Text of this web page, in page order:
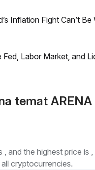
Inflation Fight Can’t
Labor Market, and
temat
and the highest price is
cryptocurrencies.